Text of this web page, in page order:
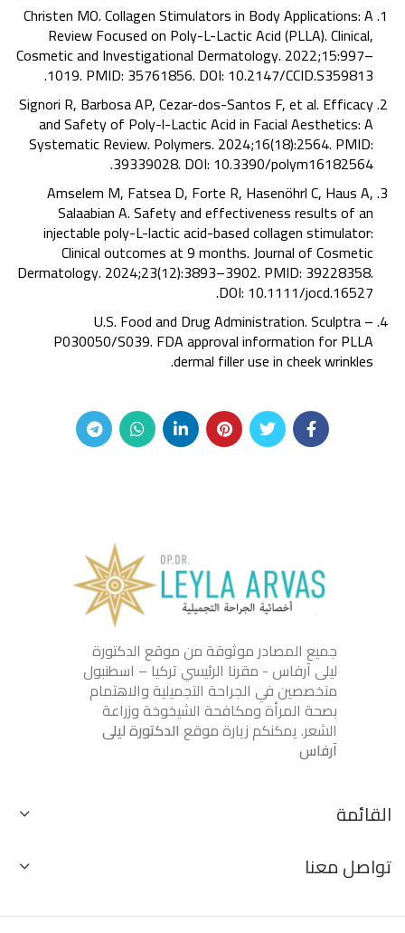
Christen MO. Collagen Stimulators in Body Applications: A
Review Focused on Poly-L-Lactic Acid (PLLA). Clinical,
Cosmetic and Investigational Dermatology. 2022;15:997–
1019. PMID: 35761856. DOI: 10.2147/CCID.S359813.
Signori R, Barbosa AP, Cezar-dos-Santos F, et al. Efficacy
and Safety of Poly-l-Lactic Acid in Facial Aesthetics: A
Systematic Review. Polymers. 2024;16(18):2564. PMID:
39339028. DOI: 10.3390/polym16182564.
Amselem M, Fatsea D, Forte R, Hasenöhrl C, Haus A,
Salaabian A. Safety and effectiveness results of an
injectable poly-L-lactic acid-based collagen stimulator:
Clinical outcomes at 9 months. Journal of Cosmetic
Dermatology. 2024;23(12):3893–3902. PMID: 39228358.
DOI: 10.1111/jocd.16527.
U.S. Food and Drug Administration. Sculptra –
P030050/S039. FDA approval information for PLLA
dermal filler use in cheek wrinkles.
جميع المصادر موثوقة من موقع الدكتورة
ليلى آرفاس - مقرنا الرئيسي تركيا – اسطنبول
متخصصين في الجراحة التجميلية والاهتمام
بصحة المرأة ومكافحة الشيخوخة وزراعة
الشعر. يمكنكم زيارة موقع الدكتورة ليلى
آرفاس
القائمة
تواصل معنا